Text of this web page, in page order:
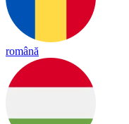
română